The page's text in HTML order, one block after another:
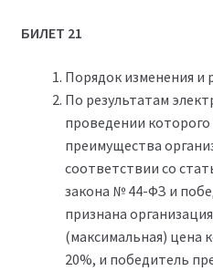
БИЛЕТ 21
Порядок изменения и
По результатам
проведении
преимущества
соответствии со
закона № 44-ФЗ и
признана
(максимальная) цена
20%, и победитель